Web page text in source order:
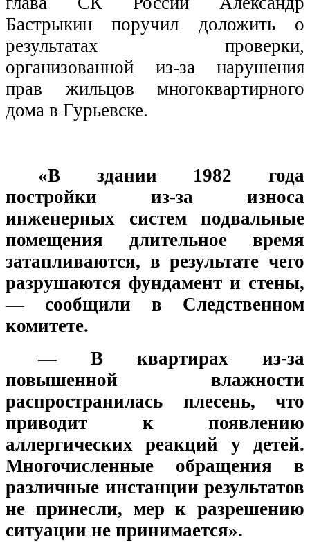
Бастрыкин поручил доложить о
результатах проверки,
организованной из-за нарушения
прав жильцов многоквартирного
дома в Гурьевске.
«В здании 1982 года
постройки из-за износа
инженерных систем подвальные
помещения длительное время
затапливаются, в результате чего
разрушаются фундамент и стены,
— сообщили в Следственном
комитете.
— В квартирах из-за
повышенной влажности
распространилась плесень, что
приводит к появлению
аллергических реакций у детей.
Многочисленные обращения в
различные инстанции результатов
не принесли, мер к разрешению
ситуации не принимается».